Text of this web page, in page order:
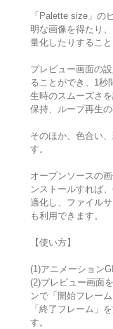
「Palette size」の
明な画像を得たり
量化したりすること
プレビュー画面の
ることができ、1秒
生時のスムーズさ
保持、ループ再生
そのほか、色合い
す。
オープンソースの
ンストールすれば
適化し、ファイル
も利用できます。
【使い方】
(1)アニメーション
(2)プレビュー画面
ンで「開始フレー
「終了フレーム」
す。